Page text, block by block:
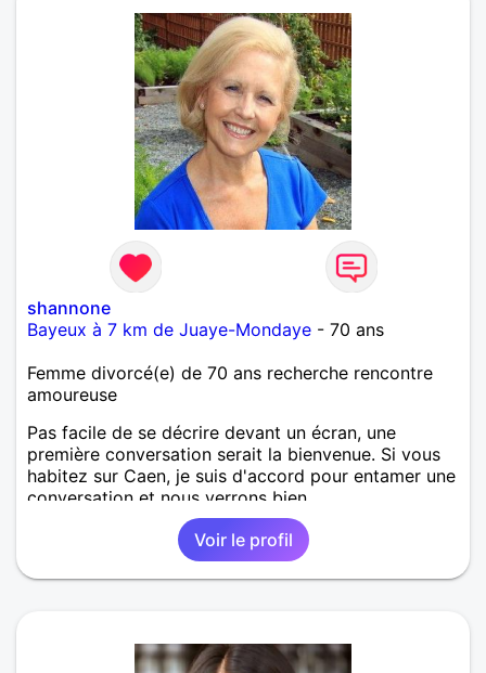
shannone
Bayeux à 7 km de Juaye-Mondaye - 70 ans
Femme divorcé(e) de 70 ans recherche rencontre
amoureuse
Pas facile de se décrire devant un écran, une
première conversation serait la bienvenue. Si vous
habitez sur Caen, je suis d'accord pour entamer une
conversation et nous verrons bien...
Voir le profil